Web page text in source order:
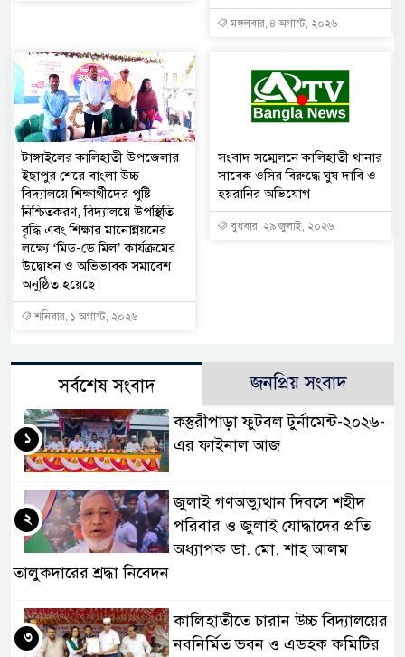
মঙ্গলবার, ৪ অগাস্ট, ২০২৬
টাঙ্গাইলের কালিহাতী উপজেলার
ইছাপুর শেরে বাংলা উচ্চ
বিদ্যালয়ে শিক্ষার্থীদের পুষ্টি
নিশ্চিতকরণ, বিদ্যালয়ে উপস্থিতি
বৃদ্ধি এবং শিক্ষার মানোন্নয়নের
লক্ষ্যে ‘মিড-ডে মিল’ কার্যক্রমের
উদ্বোধন ও অভিভাবক সমাবেশ
অনুষ্ঠিত হয়েছে।
শনিবার, ১ অগাস্ট, ২০২৬
সংবাদ সম্মেলনে কালিহাতী থানার
সাবেক ওসির বিরুদ্ধে ঘুষ দাবি ও
হয়রানির অভিযোগ
বুধবার, ২৯ জুলাই, ২০২৬
সর্বশেষ সংবাদ জনপ্রিয় সংবাদ
কস্তুরীপাড়া ফুটবল টুর্নামেন্ট-২০২৬-
এর ফাইনাল আজ
১
জুলাই গণঅভ্যুত্থান দিবসে শহীদ
পরিবার ও জুলাই যোদ্ধাদের প্রতি
অধ্যাপক ডা. মো. শাহ আলম
তালুকদারের শ্রদ্ধা নিবেদন
২
কালিহাতীতে চারান উচ্চ বিদ্যালয়ের
নবনির্মিত ভবন ও এডহক কমিটির
৩